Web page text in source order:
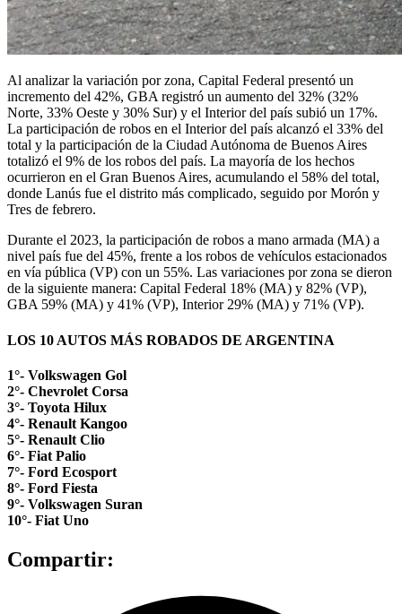
Al analizar la variación por zona, Capital Federal presentó un
incremento del 42%, GBA registró un aumento del 32% (32%
Norte, 33% Oeste y 30% Sur) y el Interior del país subió un 17%.
La participación de robos en el Interior del país alcanzó el 33% del
total y la participación de la Ciudad Autónoma de Buenos Aires
totalizó el 9% de los robos del país. La mayoría de los hechos
ocurrieron en el Gran Buenos Aires, acumulando el 58% del total,
donde Lanús fue el distrito más complicado, seguido por Morón y
Tres de febrero.
Durante el 2023, la participación de robos a mano armada (MA) a
nivel país fue del 45%, frente a los robos de vehículos estacionados
en vía pública (VP) con un 55%. Las variaciones por zona se dieron
de la siguiente manera: Capital Federal 18% (MA) y 82% (VP),
GBA 59% (MA) y 41% (VP), Interior 29% (MA) y 71% (VP).
LOS 10 AUTOS MÁS ROBADOS DE ARGENTINA
1°- Volkswagen Gol
2°- Chevrolet Corsa
3°- Toyota Hilux
4°- Renault Kangoo
5°- Renault Clio
6°- Fiat Palio
7°- Ford Ecosport
8°- Ford Fiesta
9°- Volkswagen Suran
10°- Fiat Uno
Compartir: